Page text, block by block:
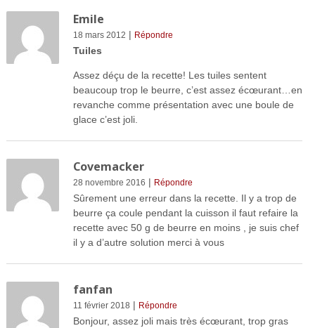
Emile
18 mars 2012 | Répondre
Tuiles
Assez déçu de la recette! Les tuiles sentent
beaucoup trop le beurre, c’est assez écœurant…en
revanche comme présentation avec une boule de
glace c’est joli.
Covemacker
28 novembre 2016 | Répondre
Sûrement une erreur dans la recette. Il y a trop de
beurre ça coule pendant la cuisson il faut refaire la
recette avec 50 g de beurre en moins , je suis chef
il y a d’autre solution merci à vous
fanfan
11 février 2018 | Répondre
Bonjour, assez joli mais très écœurant, trop gras